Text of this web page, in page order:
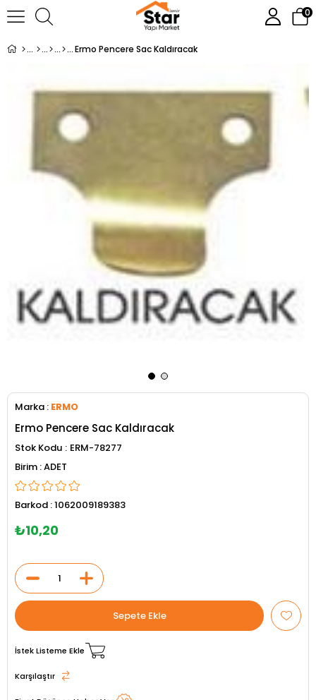
0
Ermo Pencere Sac Kaldıracak
Marka : ERMO
Ermo Pencere Sac Kaldıracak
Stok Kodu
ERM-78277
ADET
Barkod :1062009189383
₺10,20
İstek Listeme Ekle
Karşılaştır